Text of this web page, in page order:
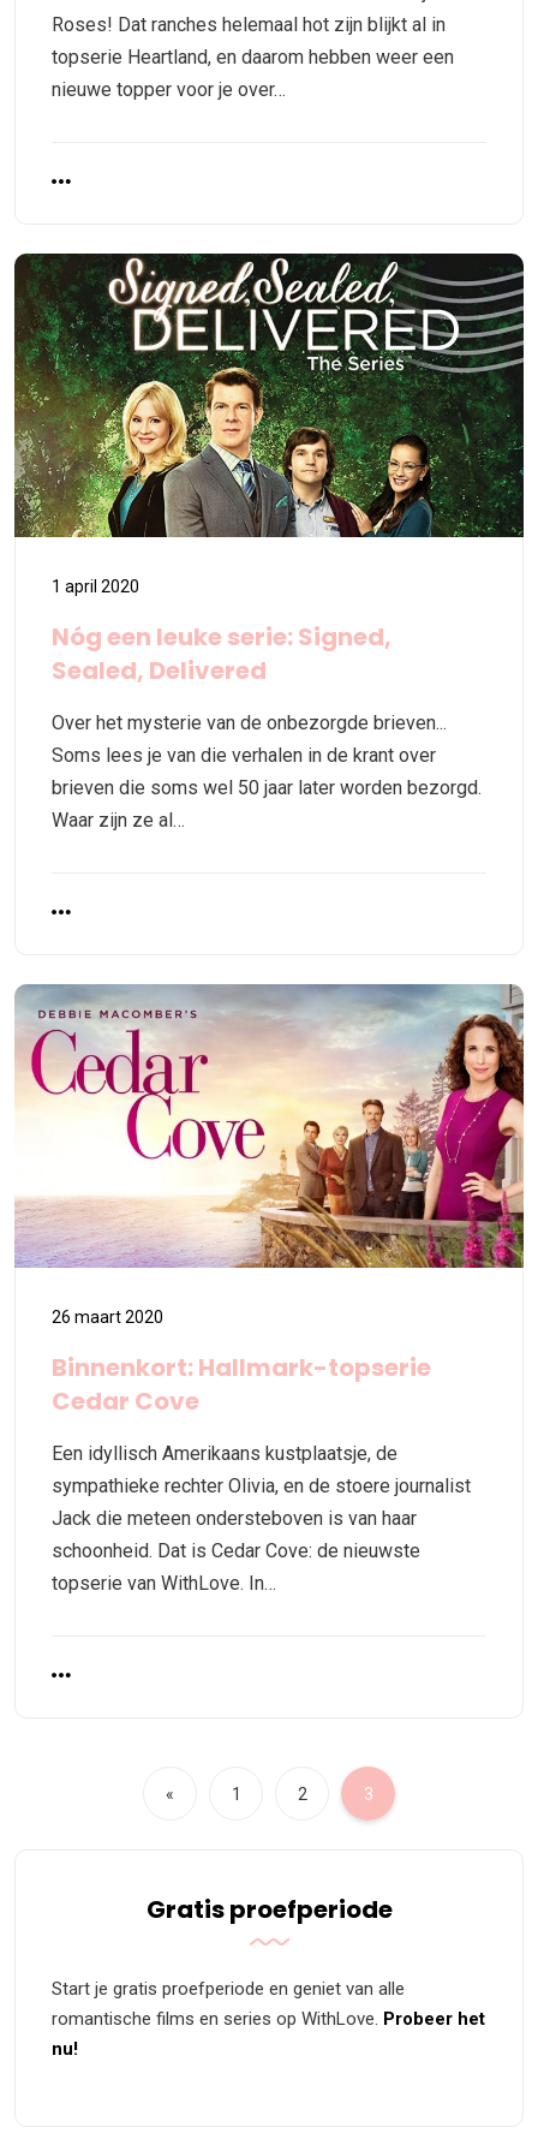
Roses! Dat ranches helemaal hot zijn blijkt al in
topserie Heartland, en daarom hebben weer een
nieuwe topper voor je over…
1 april 2020
Nóg een leuke serie: Signed,
Sealed, Delivered
Over het mysterie van de onbezorgde brieven...
Soms lees je van die verhalen in de krant over
brieven die soms wel 50 jaar later worden bezorgd.
Waar zijn ze al…
26 maart 2020
Binnenkort: Hallmark-topserie
Cedar Cove
Een idyllisch Amerikaans kustplaatsje, de
sympathieke rechter Olivia, en de stoere journalist
Jack die meteen ondersteboven is van haar
schoonheid. Dat is Cedar Cove: de nieuwste
topserie van WithLove. In…
« 1 2 3
Gratis proefperiode
Start je gratis proefperiode en geniet van alle
romantische films en series op WithLove. Probeer het
nu!